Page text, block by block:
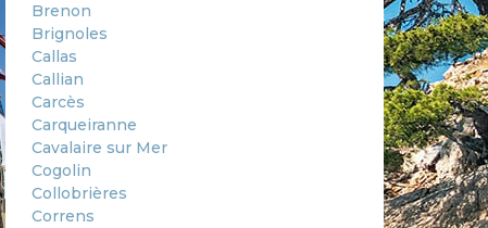
Brenon
Brignoles
Callas
Callian
Carcès
Carqueiranne
Cavalaire sur Mer
Cogolin
Collobrières
Correns